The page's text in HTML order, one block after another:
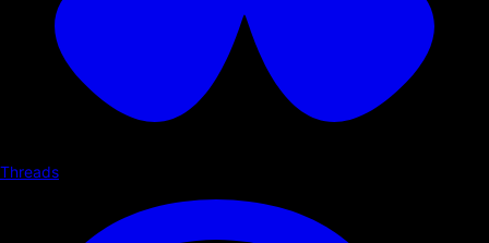
Threads